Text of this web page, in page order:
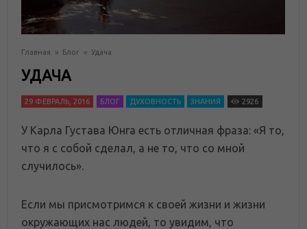
Главная » Блог » Удача
УДАЧА
29 ФЕВРАЛЬ, 2016 БЛОГ ДУХОВНОСТЬ ЗНАНИЯ 2926
У Карла Густава Юнга есть отличная фраза: «Я то,
что я с собой сделал, а не то, что со мной
случилось».
Если мы присмотримся к своей жизни и жизни
окружающих нас людей, то увидим, что